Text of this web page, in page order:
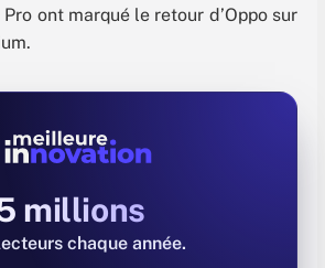
ont marqué le retour d’Oppo sur
millions
chaque année